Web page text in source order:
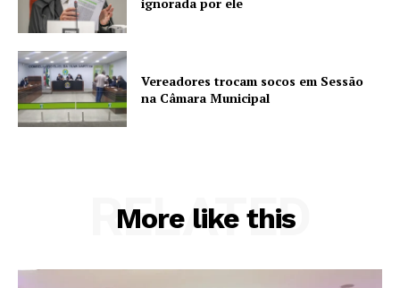
Vereadores trocam socos em Sessão
na Câmara Municipal
More like this
RELATED